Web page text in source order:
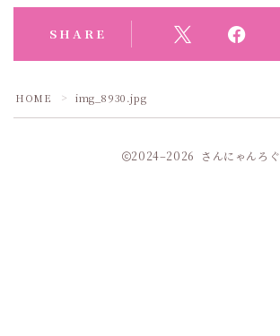
SHARE
HOME ＞ img_8930.jpg
2024–2026 さんにゃんろぐ